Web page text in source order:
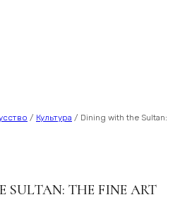
/ Культура / Dining with the Sultan:
THE FINE ART